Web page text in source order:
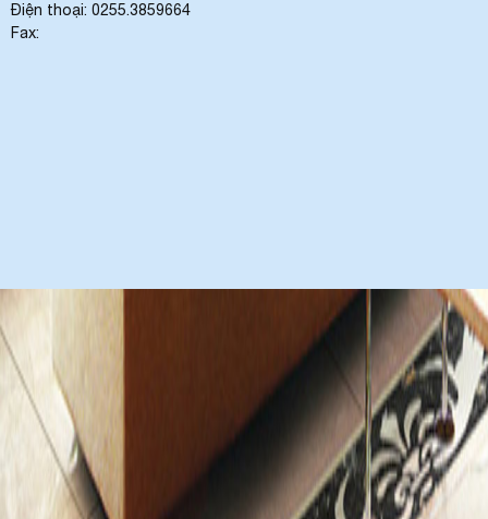
Điện thoại: 0255.3859664
Fax: